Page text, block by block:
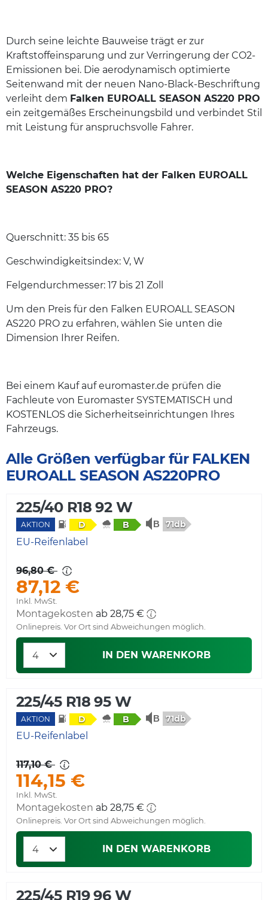
Durch seine leichte Bauweise trägt er zur
Kraftstoffeinsparung und zur Verringerung der CO2-
Emissionen bei. Die aerodynamisch optimierte
Seitenwand mit der neuen Nano-Black-Beschriftung
verleiht dem Falken EUROALL SEASON AS220 PRO
ein zeitgemäßes Erscheinungsbild und verbindet Stil
mit Leistung für anspruchsvolle Fahrer.
Welche Eigenschaften hat der Falken EUROALL
SEASON AS220 PRO?
Querschnitt: 35 bis 65
Geschwindigkeitsindex: V, W
Felgendurchmesser: 17 bis 21 Zoll
Um den Preis für den Falken EUROALL SEASON
AS220 PRO zu erfahren, wählen Sie unten die
Dimension Ihrer Reifen.
Bei einem Kauf auf euromaster.de prüfen die
Fachleute von Euromaster SYSTEMATISCH und
KOSTENLOS die Sicherheitseinrichtungen Ihres
Fahrzeugs.
Alle Größen verfügbar für FALKEN
EUROALL SEASON AS220PRO
225/40 R18 92 W
AKTION D B 71db
EU-Reifenlabel
96,80 €
87,12 €
Inkl. MwSt.
Montagekosten ab 28,75 €
Onlinepreis. Vor Ort sind Abweichungen möglich.
IN DEN WARENKORB
225/45 R18 95 W
AKTION D B 71db
EU-Reifenlabel
117,10 €
114,15 €
Inkl. MwSt.
Montagekosten ab 28,75 €
Onlinepreis. Vor Ort sind Abweichungen möglich.
IN DEN WARENKORB
225/45 R19 96 W